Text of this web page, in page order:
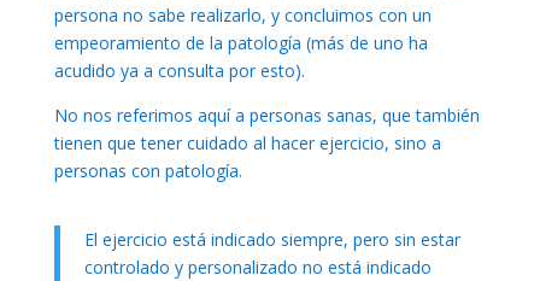
persona no sabe realizarlo, y concluimos con un
empeoramiento de la patología (más de uno ha
acudido ya a consulta por esto).
No nos referimos aquí a personas sanas, que también
tienen que tener cuidado al hacer ejercicio, sino a
personas con patología.
El ejercicio está indicado siempre, pero sin estar
controlado y personalizado no está indicado